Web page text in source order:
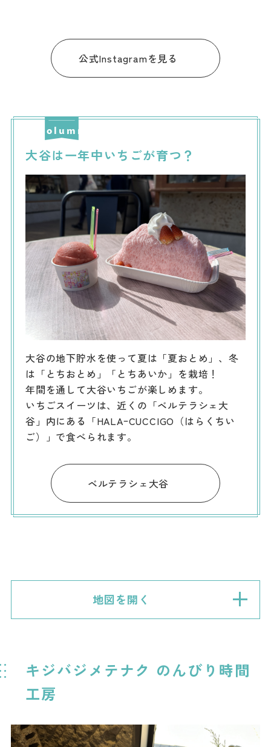
公式Instagramを見る
大谷は一年中いちごが育つ？
大谷の地下貯水を使って夏は「夏おとめ」、冬
は「とちおとめ」「とちあいか」を栽培！
年間を通して大谷いちごが楽しめます。
いちごスイーツは、近くの「ベルテラシェ大
谷」内にある「HALAｰCUCCIGO（はらくちい
ご）」で食べられます。
ベルテラシェ大谷
地図を開く
キジバジメテナク のんびり時間
工房